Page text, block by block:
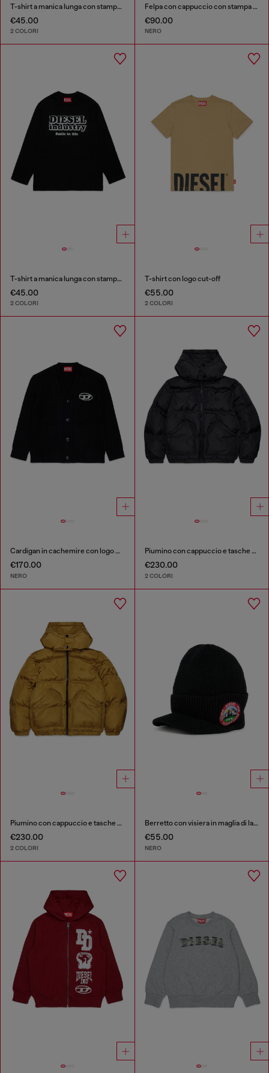
T-shirt a manica lunga con stampa Diesel Industry
€45.00
2 COLORI
Felpa con cappuccio con stampa Diesel Industry
€90.00
NERO
T-shirt a manica lunga con stampa Diesel Industry
€45.00
2 COLORI
T-shirt con logo cut-off
€55.00
2 COLORI
Cardigan in cachemire con logo Oval D
€170.00
NERO
Piumino con cappuccio e tasche oversize
€230.00
2 COLORI
Piumino con cappuccio e tasche oversize
€230.00
2 COLORI
Berretto con visiera in maglia di lana a coste
€55.00
NERO